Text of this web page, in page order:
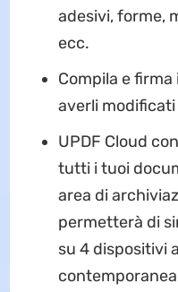
adesivi, forme,
ecc.
Compila e
averli
UPDF Cloud
tutti i tuoi
area di
permetterà di
su 4 dispositivi